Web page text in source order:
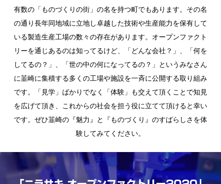
有数の「ものづくりの街」の名を持つ町でもあります。その名
の通り長年同地域に立地し卓越した技術や生産能力を保有して
いる製造生産工場の数々の存在があります。オープンファクト
リーを通じあるのは知ってるけど、「どんな会社？」、「何を
してるの？」、「世の中の何になってるの？」というみなさん
に韮崎に集積する多くの工場や施設を一斉に公開する取り組み
です。「見学」ばかりでなく「体験」も交えて頂くことで知見
を広げて頂き、これからの社会を担う役に立てて頂けると幸い
です。ぜひ韮崎の『魅力』と『ものづくり』のすばらしさを体
験してみてください。